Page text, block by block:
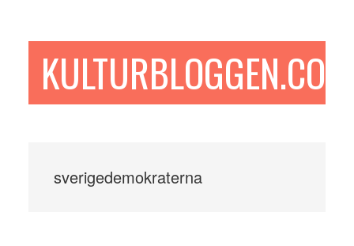
sidofältetKULTURBLOGGEN.COM
sverigedemokraterna